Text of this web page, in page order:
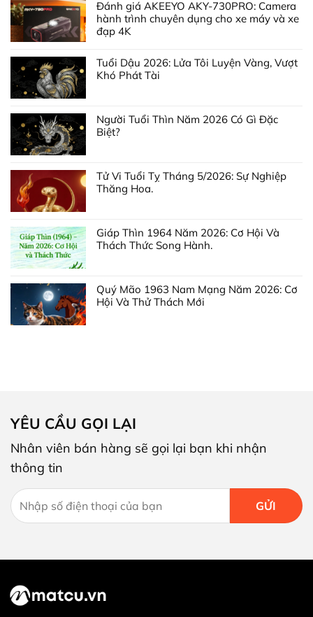
Đánh giá AKEEYO AKY-730PRO: Camera
hành trình chuyên dụng cho xe máy và xe
đạp 4K
Tuổi Dậu 2026: Lửa Tôi Luyện Vàng, Vượt
Khó Phát Tài
Người Tuổi Thìn Năm 2026 Có Gì Đặc
Biệt?
Tử Vi Tuổi Tỵ Tháng 5/2026: Sự Nghiệp
Thăng Hoa.
Giáp Thìn 1964 Năm 2026: Cơ Hội Và
Thách Thức Song Hành.
Quý Mão 1963 Nam Mạng Năm 2026: Cơ
Hội Và Thử Thách Mới
YÊU CẦU GỌI LẠI
Nhân viên bán hàng sẽ gọi lại bạn khi nhận
thông tin